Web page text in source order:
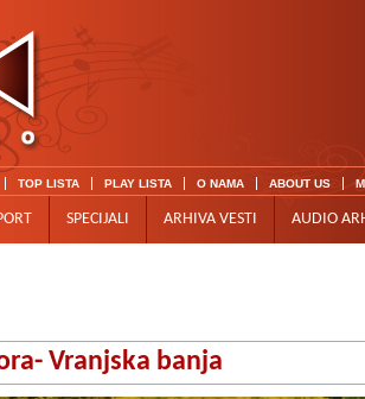
TOP LISTA PLAY LISTA O NAMA ABOUT US
SPECIJALI ARHIVA VESTI AUDIO
Vranjska banja